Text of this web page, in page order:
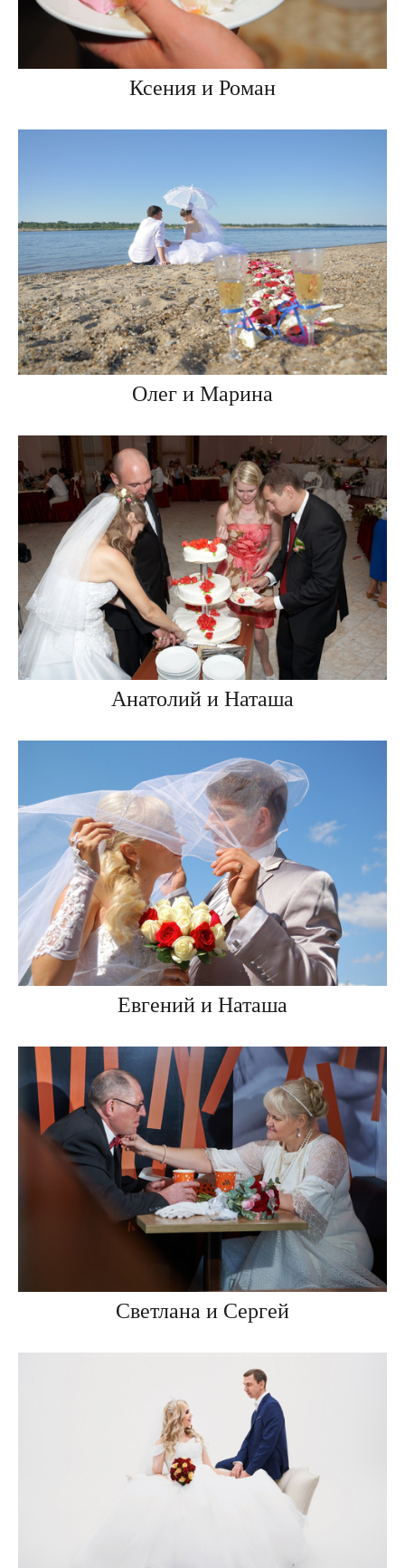
Ксения и Роман
Олег и Марина
Анатолий и Наташа
Евгений и Наташа
Светлана и Сергей